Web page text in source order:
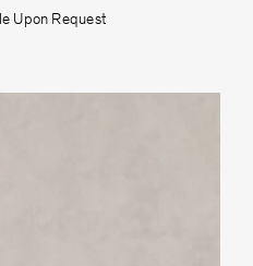
Upon Request